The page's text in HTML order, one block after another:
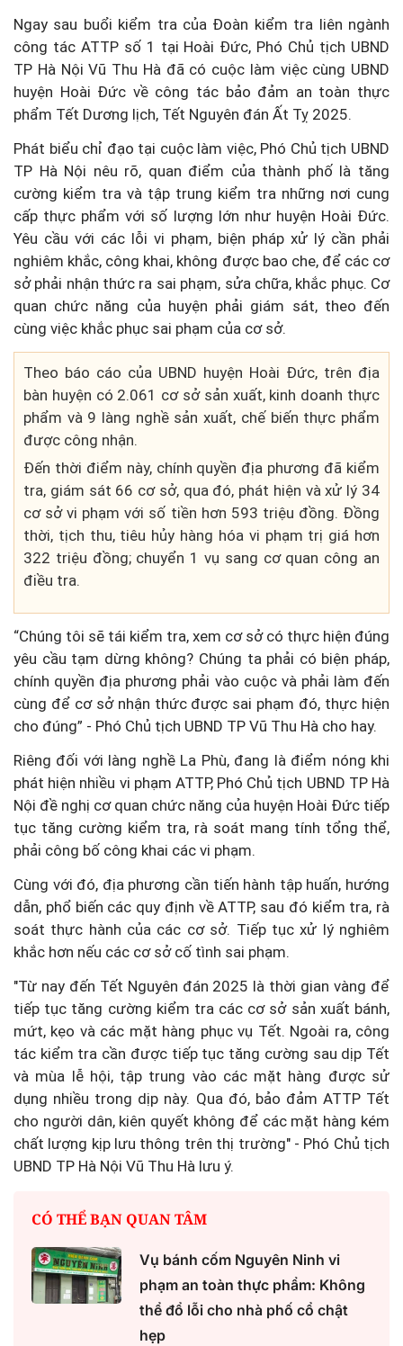
Ngay sau buổi kiểm tra của Đoàn kiểm tra liên ngành
công tác ATTP số 1 tại Hoài Đức, Phó Chủ tịch UBND
TP Hà Nội Vũ Thu Hà đã có cuộc làm việc cùng UBND
huyện Hoài Đức về công tác bảo đảm an toàn thực
phẩm Tết Dương lịch, Tết Nguyên đán Ất Tỵ 2025.
Phát biểu chỉ đạo tại cuộc làm việc, Phó Chủ tịch UBND
TP Hà Nội nêu rõ, quan điểm của thành phố là tăng
cường kiểm tra và tập trung kiểm tra những nơi cung
cấp thực phẩm với số lượng lớn như huyện Hoài Đức.
Yêu cầu với các lỗi vi phạm, biện pháp xử lý cần phải
nghiêm khắc, công khai, không được bao che, để các cơ
sở phải nhận thức ra sai phạm, sửa chữa, khắc phục. Cơ
quan chức năng của huyện phải giám sát, theo đến
cùng việc khắc phục sai phạm của cơ sở.
Theo báo cáo của UBND huyện Hoài Đức, trên địa
bàn huyện có 2.061 cơ sở sản xuất, kinh doanh thực
phẩm và 9 làng nghề sản xuất, chế biến thực phẩm
được công nhận.
Đến thời điểm này, chính quyền địa phương đã kiểm
tra, giám sát 66 cơ sở, qua đó, phát hiện và xử lý 34
cơ sở vi phạm với số tiền hơn 593 triệu đồng. Đồng
thời, tịch thu, tiêu hủy hàng hóa vi phạm trị giá hơn
322 triệu đồng; chuyển 1 vụ sang cơ quan công an
điều tra.
“Chúng tôi sẽ tái kiểm tra, xem cơ sở có thực hiện đúng
yêu cầu tạm dừng không? Chúng ta phải có biện pháp,
chính quyền địa phương phải vào cuộc và phải làm đến
cùng để cơ sở nhận thức được sai phạm đó, thực hiện
cho đúng” - Phó Chủ tịch UBND TP Vũ Thu Hà cho hay.
Riêng đối với làng nghề La Phù, đang là điểm nóng khi
phát hiện nhiều vi phạm ATTP, Phó Chủ tịch UBND TP Hà
Nội đề nghị cơ quan chức năng của huyện Hoài Đức tiếp
tục tăng cường kiểm tra, rà soát mang tính tổng thể,
phải công bố công khai các vi phạm.
Cùng với đó, địa phương cần tiến hành tập huấn, hướng
dẫn, phổ biến các quy định về ATTP, sau đó kiểm tra, rà
soát thực hành của các cơ sở. Tiếp tục xử lý nghiêm
khắc hơn nếu các cơ sở cố tình sai phạm.
"Từ nay đến Tết Nguyên đán 2025 là thời gian vàng để
tiếp tục tăng cường kiểm tra các cơ sở sản xuất bánh,
mứt, kẹo và các mặt hàng phục vụ Tết. Ngoài ra, công
tác kiểm tra cần được tiếp tục tăng cường sau dịp Tết
và mùa lễ hội, tập trung vào các mặt hàng được sử
dụng nhiều trong dịp này. Qua đó, bảo đảm ATTP Tết
cho người dân, kiên quyết không để các mặt hàng kém
chất lượng kịp lưu thông trên thị trường" - Phó Chủ tịch
UBND TP Hà Nội Vũ Thu Hà lưu ý.
CÓ THỂ BẠN QUAN TÂM
Vụ bánh cốm Nguyên Ninh vi
phạm an toàn thực phẩm: Không
thể đổ lỗi cho nhà phố cổ chật
hẹp